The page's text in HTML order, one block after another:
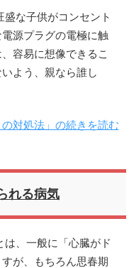
な子供がコンセント
源プラグの電極に触
容易に想像できるこ
よう、親なら誰し
の対処法」の続きを読む
れる病気
は、一般に「心臓がド
が、もちろん思春期